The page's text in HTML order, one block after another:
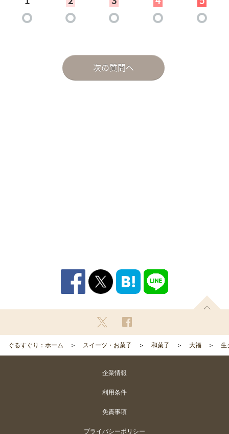
ぐるすぐり：ホーム スイーツ・お菓子 和菓子 大福 生
企業情報
利用条件
免責事項
プライバシーポリシー